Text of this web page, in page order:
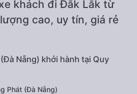
khách đi Đắk Lắk từ
cao, uy tín, giá rẻ
Nẵng) khởi hành tại Quy
Phát (Đà Nẵng)